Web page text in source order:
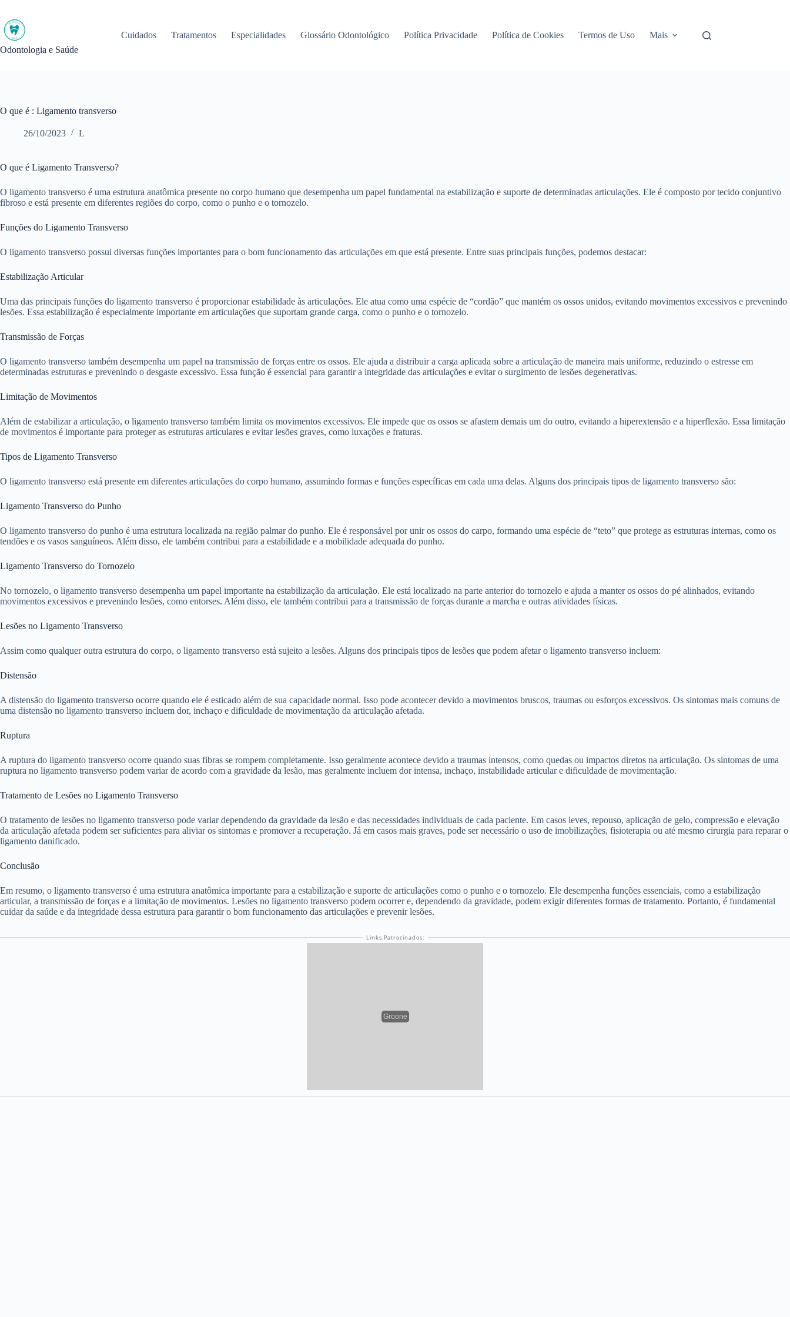
conteúdo
Odontologia e Saúde
Cuidados Tratamentos Especialidades Glossário Odontológico Política Privacidade Política de Cookies Termos de Uso Mais
O que é : Ligamento transverso
26/10/2023 L
O que é Ligamento Transverso?
O ligamento transverso é uma estrutura anatômica presente no corpo humano que desempenha um papel fundamental na estabilização e suporte de determinadas articulações. Ele é composto por tecido conjuntivo
fibroso e está presente em diferentes regiões do corpo, como o punho e o tornozelo.
Funções do Ligamento Transverso
O ligamento transverso possui diversas funções importantes para o bom funcionamento das articulações em que está presente. Entre suas principais funções, podemos destacar:
Estabilização Articular
Uma das principais funções do ligamento transverso é proporcionar estabilidade às articulações. Ele atua como uma espécie de “cordão” que mantém os ossos unidos, evitando movimentos excessivos e prevenindo
lesões. Essa estabilização é especialmente importante em articulações que suportam grande carga, como o punho e o tornozelo.
Transmissão de Forças
O ligamento transverso também desempenha um papel na transmissão de forças entre os ossos. Ele ajuda a distribuir a carga aplicada sobre a articulação de maneira mais uniforme, reduzindo o estresse em
determinadas estruturas e prevenindo o desgaste excessivo. Essa função é essencial para garantir a integridade das articulações e evitar o surgimento de lesões degenerativas.
Limitação de Movimentos
Além de estabilizar a articulação, o ligamento transverso também limita os movimentos excessivos. Ele impede que os ossos se afastem demais um do outro, evitando a hiperextensão e a hiperflexão. Essa limitação
de movimentos é importante para proteger as estruturas articulares e evitar lesões graves, como luxações e fraturas.
Tipos de Ligamento Transverso
O ligamento transverso está presente em diferentes articulações do corpo humano, assumindo formas e funções específicas em cada uma delas. Alguns dos principais tipos de ligamento transverso são:
Ligamento Transverso do Punho
O ligamento transverso do punho é uma estrutura localizada na região palmar do punho. Ele é responsável por unir os ossos do carpo, formando uma espécie de “teto” que protege as estruturas internas, como os
tendões e os vasos sanguíneos. Além disso, ele também contribui para a estabilidade e a mobilidade adequada do punho.
Ligamento Transverso do Tornozelo
No tornozelo, o ligamento transverso desempenha um papel importante na estabilização da articulação. Ele está localizado na parte anterior do tornozelo e ajuda a manter os ossos do pé alinhados, evitando
movimentos excessivos e prevenindo lesões, como entorses. Além disso, ele também contribui para a transmissão de forças durante a marcha e outras atividades físicas.
Lesões no Ligamento Transverso
Assim como qualquer outra estrutura do corpo, o ligamento transverso está sujeito a lesões. Alguns dos principais tipos de lesões que podem afetar o ligamento transverso incluem:
Distensão
A distensão do ligamento transverso ocorre quando ele é esticado além de sua capacidade normal. Isso pode acontecer devido a movimentos bruscos, traumas ou esforços excessivos. Os sintomas mais comuns de
uma distensão no ligamento transverso incluem dor, inchaço e dificuldade de movimentação da articulação afetada.
Ruptura
A ruptura do ligamento transverso ocorre quando suas fibras se rompem completamente. Isso geralmente acontece devido a traumas intensos, como quedas ou impactos diretos na articulação. Os sintomas de uma
ruptura no ligamento transverso podem variar de acordo com a gravidade da lesão, mas geralmente incluem dor intensa, inchaço, instabilidade articular e dificuldade de movimentação.
Tratamento de Lesões no Ligamento Transverso
O tratamento de lesões no ligamento transverso pode variar dependendo da gravidade da lesão e das necessidades individuais de cada paciente. Em casos leves, repouso, aplicação de gelo, compressão e elevação
da articulação afetada podem ser suficientes para aliviar os sintomas e promover a recuperação. Já em casos mais graves, pode ser necessário o uso de imobilizações, fisioterapia ou até mesmo cirurgia para reparar o
ligamento danificado.
Conclusão
Em resumo, o ligamento transverso é uma estrutura anatômica importante para a estabilização e suporte de articulações como o punho e o tornozelo. Ele desempenha funções essenciais, como a estabilização
articular, a transmissão de forças e a limitação de movimentos. Lesões no ligamento transverso podem ocorrer e, dependendo da gravidade, podem exigir diferentes formas de tratamento. Portanto, é fundamental
cuidar da saúde e da integridade dessa estrutura para garantir o bom funcionamento das articulações e prevenir lesões.